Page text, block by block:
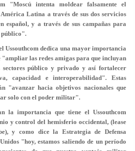
"Moscú intenta moldear falsamente el
Latina a través de sus dos servicios
español, y a través de sus campañas para
público".
Ussouthcom dedica una mayor importancia
"ampliar las redes amigas para que incluyan
sectores público y privado y así fortalecer
capacidad e interoperabilidad". Estas
"avanzar hacia objetivos nacionales que
solo con el poder militar".
la importancia que tiene el Ussouthcom
y control del hemisferio occidental, (lease
y como dice la Estrategia de Defensa
"hoy, estamos saliendo de un período